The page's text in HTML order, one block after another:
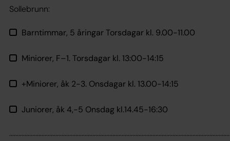
Sollebrunn:
Barntimmar, 5 åringar Torsdagar kl. 9.00-11.00
Miniorer, F–1. Torsdagar kl. 13:00-14:15
+Miniorer, åk 2-3. Onsdagar kl. 13.00-14:15
Juniorer, åk 4,-5 Onsdag kl.14.45-16:30